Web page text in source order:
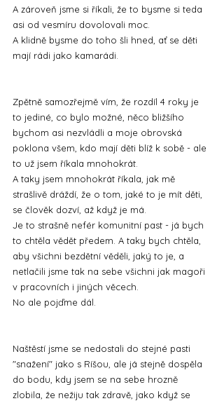
A zároveň jsme si říkali, že to bysme si teda
asi od vesmíru dovolovali moc.
A klidně bysme do toho šli hned, ať se děti
mají rádi jako kamarádi.
Zpětně samozřejmě vím, že rozdíl 4 roky je
to jediné, co bylo možné, něco bližšího
bychom asi nezvládli a moje obrovská
poklona všem, kdo mají děti blíž k sobě - ale
to už jsem říkala mnohokrát.
A taky jsem mnohokrát říkala, jak mě
strašlivě dráždí, že o tom, jaké to je mít děti,
se člověk dozví, až když je má.
Je to strašně nefér komunitní past - já bych
to chtěla vědět předem. A taky bych chtěla,
aby všichni bezdětní věděli, jaký to je, a
netlačili jsme tak na sebe všichni jak magoři
v pracovních i jiných věcech.
No ale pojďme dál.
Naštěstí jsme se nedostali do stejné pasti
"snažení" jako s Ríšou, ale já stejně dospěla
do bodu, kdy jsem se na sebe hrozně
zlobila, že nežiju tak zdravě, jako když se